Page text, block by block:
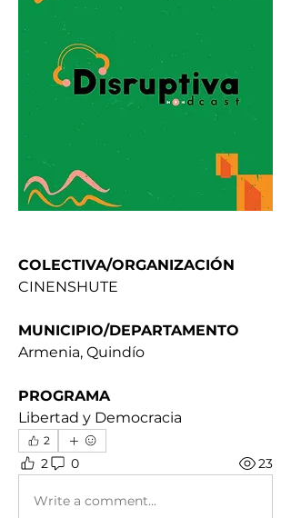
COLECTIVA/ORGANIZACIÓN
CINENSHUTE
MUNICIPIO/DEPARTAMENTO
Armenia, Quindío
PROGRAMA
Libertad y Democracia
2
2 0 23
Write a comment...